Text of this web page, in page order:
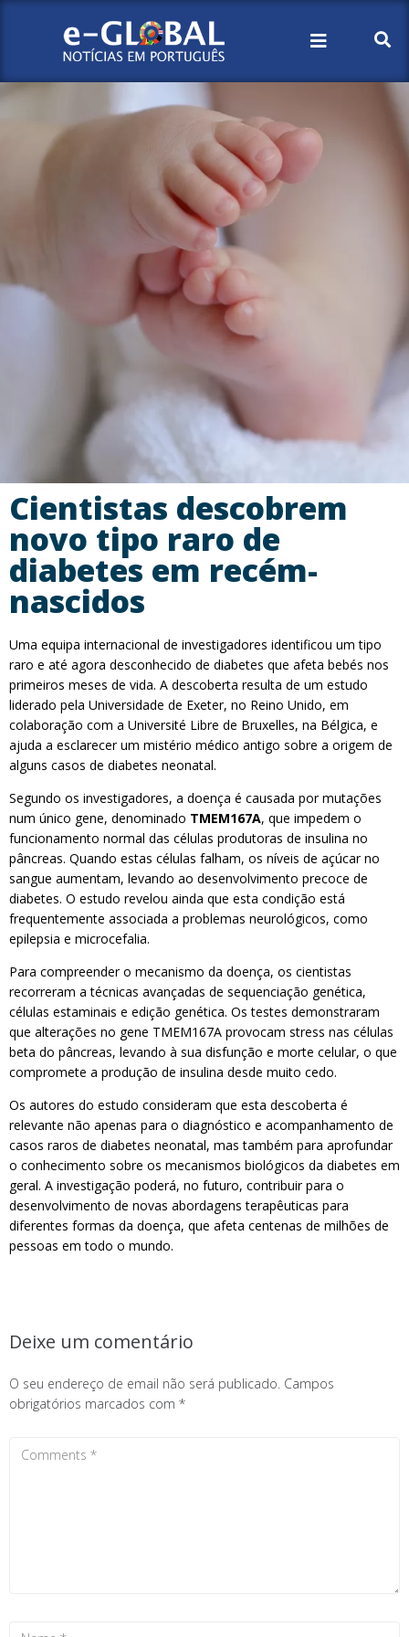
Cientistas descobrem
novo tipo raro de
diabetes em recém-
nascidos
Uma equipa internacional de investigadores identificou um tipo
raro e até agora desconhecido de diabetes que afeta bebés nos
primeiros meses de vida. A descoberta resulta de um estudo
liderado pela Universidade de Exeter, no Reino Unido, em
colaboração com a Université Libre de Bruxelles, na Bélgica, e
ajuda a esclarecer um mistério médico antigo sobre a origem de
alguns casos de diabetes neonatal.
Segundo os investigadores, a doença é causada por mutações
num único gene, denominado TMEM167A, que impedem o
funcionamento normal das células produtoras de insulina no
pâncreas. Quando estas células falham, os níveis de açúcar no
sangue aumentam, levando ao desenvolvimento precoce de
diabetes. O estudo revelou ainda que esta condição está
frequentemente associada a problemas neurológicos, como
epilepsia e microcefalia.
Para compreender o mecanismo da doença, os cientistas
recorreram a técnicas avançadas de sequenciação genética,
células estaminais e edição genética. Os testes demonstraram
que alterações no gene TMEM167A provocam stress nas células
beta do pâncreas, levando à sua disfunção e morte celular, o que
compromete a produção de insulina desde muito cedo.
Os autores do estudo consideram que esta descoberta é
relevante não apenas para o diagnóstico e acompanhamento de
casos raros de diabetes neonatal, mas também para aprofundar
o conhecimento sobre os mecanismos biológicos da diabetes em
geral. A investigação poderá, no futuro, contribuir para o
desenvolvimento de novas abordagens terapêuticas para
diferentes formas da doença, que afeta centenas de milhões de
pessoas em todo o mundo.
Deixe um comentário
O seu endereço de email não será publicado. Campos
obrigatórios marcados com *